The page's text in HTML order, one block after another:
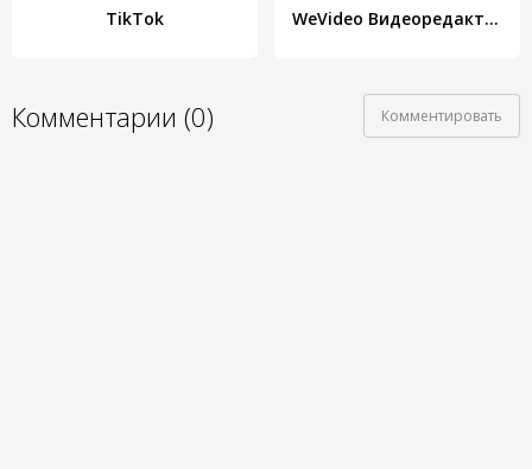
TikTok WeVideo Видеоредактор
Комментарии (0) Комментировать